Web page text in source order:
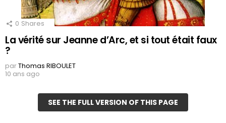
0 Shares
La vérité sur Jeanne d’Arc, et si tout était faux
?
parThomas RIBOULET
10 ans ago
SEE THE FULL VERSION OF THIS PAGE